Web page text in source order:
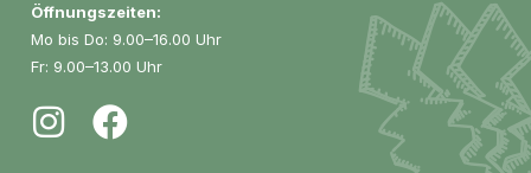
Öffnungszeiten:
Mo bis Do: 9.00–16.00 Uhr
Fr: 9.00–13.00 Uhr